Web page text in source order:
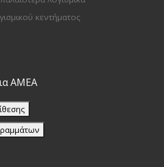
κεντήματος
ΑΜΕΑ